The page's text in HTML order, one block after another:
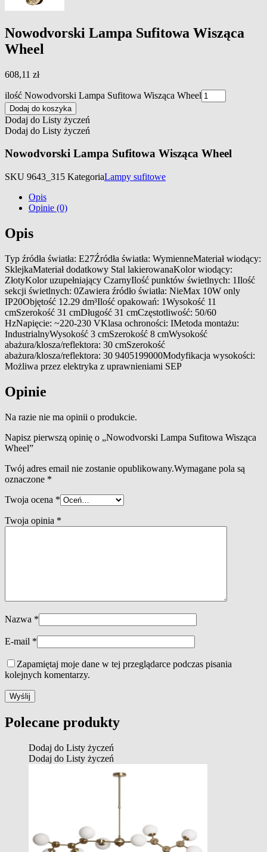
Nowodvorski Lampa Sufitowa Wisząca
Wheel
608,11 zł
ilość Nowodvorski Lampa Sufitowa Wisząca Wheel
Dodaj do koszyka
Dodaj do Listy życzeń
Dodaj do Listy życzeń
Nowodvorski Lampa Sufitowa Wisząca Wheel
SKU 9643_315 KategoriaLampy sufitowe
Opis
Opinie (0)
Opis
Typ źródła światła: E27Źródła światła: WymienneMateriał wiodący:
SklejkaMateriał dodatkowy Stal lakierowanaKolor wiodący:
ZłotyKolor uzupełniający CzarnyIlość punktów świetlnych: 1Ilość
sekcji świetlnych: 0Zawiera źródło światła: NieMax 10W only
IP20Objętość 12.29 dm³Ilość opakowań: 1Wysokość 11
cmSzerokość 31 cmDługość 31 cmCzęstotliwość: 50/60
HzNapięcie: ~220-230 VKlasa ochroności: IMetoda montażu:
IndustrialnyWysokość 3 cmSzerokość 8 cmWysokość
abażura/klosza/reflektora: 30 cmSzerokość
abażura/klosza/reflektora: 30 9405199000Modyfikacja wysokości:
Możliwa przez elektryka z uprawnieniami SEP
Opinie
Na razie nie ma opinii o produkcie.
Napisz pierwszą opinię o „Nowodvorski Lampa Sufitowa Wisząca
Wheel”
Twój adres email nie zostanie opublikowany.Wymagane pola są
oznaczone *
Twoja ocena *
Twoja opinia *
Nazwa *
E-mail *
Zapamiętaj moje dane w tej przeglądarce podczas pisania
kolejnych komentarzy.
Polecane produkty
Dodaj do Listy życzeń
Dodaj do Listy życzeń